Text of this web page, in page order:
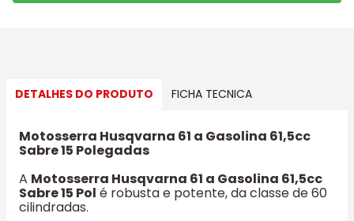
DETALHES DO PRODUTO FICHA TECNICA
Motosserra Husqvarna 61 a Gasolina 61,5cc
Sabre 15 Polegadas
A Motosserra Husqvarna 61 a Gasolina 61,5cc
Sabre 15 Pol é robusta e potente, da classe de 60
cilindradas.